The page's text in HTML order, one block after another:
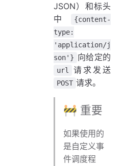
JSON）和标头
中
{content-
type:
'application/j
son'} 向给定的
url 请求发送
POST 请求。
🚧 重要
如果使用的
是自定义事
件调度程